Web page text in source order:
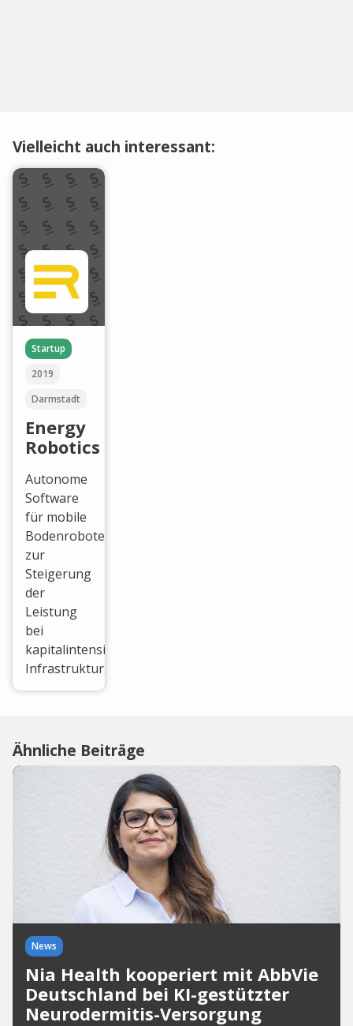
Vielleicht auch interessant:
Startup
2019
Darmstadt
Energy
Robotics
Autonome
Software
für mobile
Bodenroboter
zur
Steigerung
der
Leistung
bei
kapitalintensiver
Infrastruktur.
Ähnliche Beiträge
News
Nia Health kooperiert mit AbbVie
Deutschland bei KI-gestützter
Neurodermitis-Versorgung